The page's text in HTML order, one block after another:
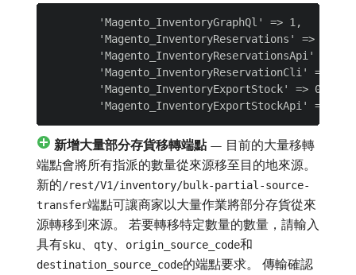
        'Magento_InventoryGraphQl' => 1,
        'Magento_InventoryReservations' => 1,
        'Magento_InventoryReservationsApi' => 1,
        'Magento_InventoryReservationCli' => 1,
        'Magento_InventoryExportStock' => 0,
新增大量部分存貨移轉端點— 目前的大量移轉
端點會將所有指派的數量從來源移至目的地來源。
新的/rest/V1/inventory/bulk-partial-source-
transfer端點可讓商家以大量作業將部分存貨從來
源轉移到來源。 若要轉移特定數量的數量，請輸入
具有sku、 qty、 origin_source_code和
destination_source_code的端點要求。 傳輸確認